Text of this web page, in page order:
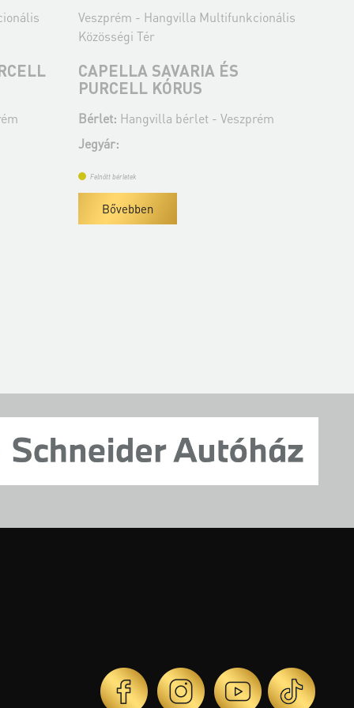
Veszprém - Hangvilla Multifunkcionális
Közösségi Tér
CAPELLA SAVARIA ÉS
PURCELL KÓRUS
Bérlet: Hangvilla bérlet - Veszprém
Jegyár:
Felnőtt bérletek
Bővebben